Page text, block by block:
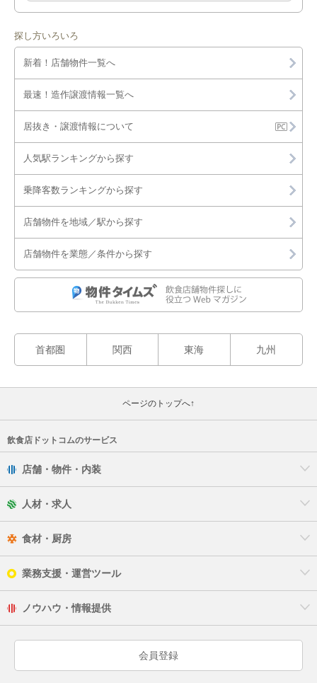
探し方いろいろ
新着！店舗物件一覧へ
最速！造作譲渡情報一覧へ
居抜き・譲渡情報について
人気駅ランキングから探す
乗降客数ランキングから探す
店舗物件を地域／駅から探す
店舗物件を業態／条件から探す
首都圏 関西 東海 九州
ページのトップへ↑
飲食店ドットコムのサービス
店舗・物件・内装
人材・求人
食材・厨房
業務支援・運営ツール
ノウハウ・情報提供
会員登録